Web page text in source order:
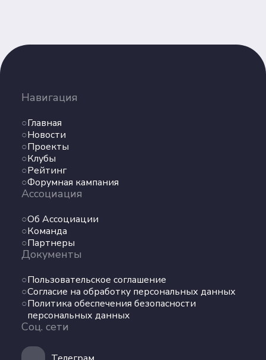
Навигация
Главная
Новости
Проекты
Клубы
Рейтинг
Форумная кампания
Ассоциация
Об Ассоциации
Команда
Партнеры
Документы
Пользовательское соглашение
Согласие на обработку персональных данных
Политика обеспечения безопасности
персональных данных
Соц. сети